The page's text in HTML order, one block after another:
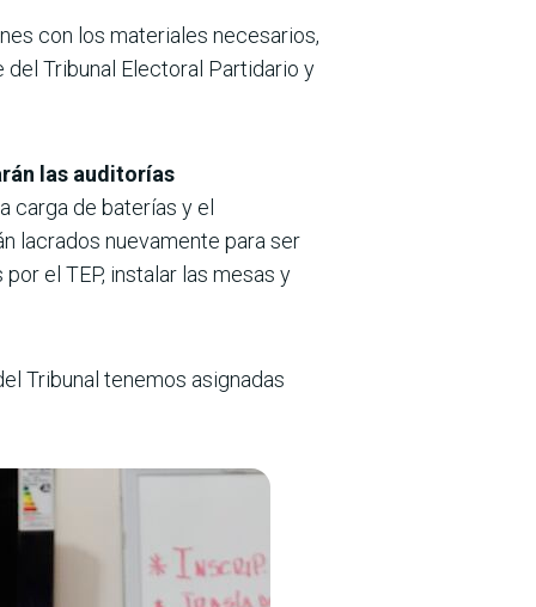
con los materiales necesarios,
Tribunal Electoral Partidario y
las auditorías
carga de baterías y el
lacrados nuevamente para ser
el TEP, instalar las mesas y
Tribunal tenemos asignadas